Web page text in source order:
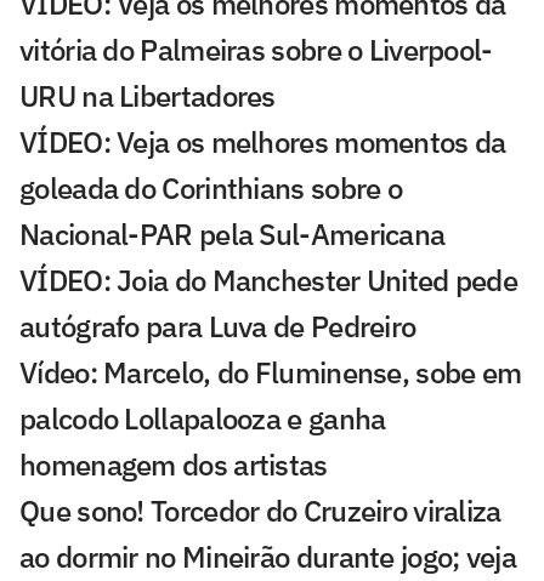
vitória do Palmeiras sobre o Liverpool-
URU na Libertadores
VÍDEO: Veja os melhores momentos da
goleada do Corinthians sobre o
Nacional-PAR pela Sul-Americana
VÍDEO: Joia do Manchester United pede
autógrafo para Luva de Pedreiro
Vídeo: Marcelo, do Fluminense, sobe em
palcodo Lollapalooza e ganha
homenagem dos artistas
Que sono! Torcedor do Cruzeiro viraliza
ao dormir no Mineirão durante jogo; veja